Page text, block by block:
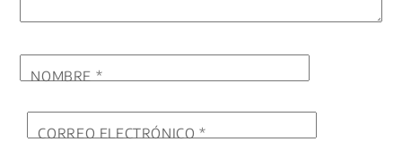
NOMBRE *
CORREO ELECTRÓNICO*